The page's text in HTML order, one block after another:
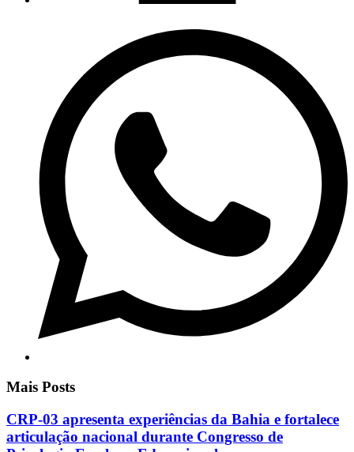
Mais Posts
CRP-03 apresenta experiências da Bahia e fortalece
articulação nacional durante Congresso de